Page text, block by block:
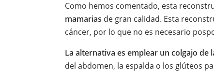
Como hemos comentado, esta
mamarias de gran calidad. Esta
cáncer, por lo que no es necesario
La alternativa es emplear un colgajo de
del abdomen, la espalda o los glúteos